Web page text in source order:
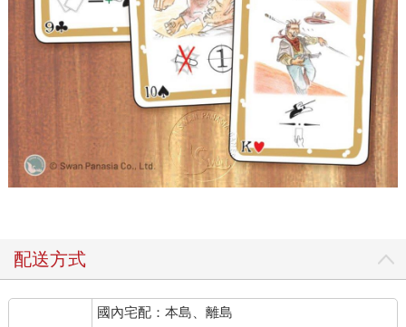
配送方式
國內宅配：本島、離島